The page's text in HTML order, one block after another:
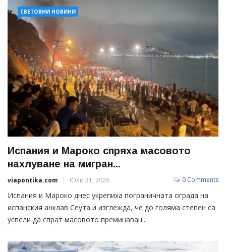
СВЕТОВНИ НОВИНИ
Испания и Мароко спряха масовото
нахлуване на мигран...
viapontika.com Юли 31, 2026 0 Comments
Испания и Мароко днес укрепиха пограничната ограда на
испанския анклав Сеута и изглежда, че до голяма степен са
успели да спрат масовото преминаван...